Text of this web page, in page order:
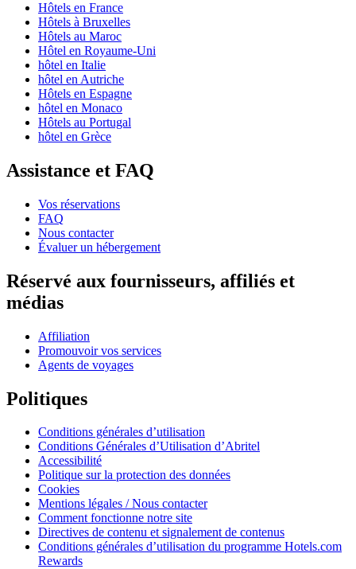
Hôtels en France
Hôtels à Bruxelles
Hôtels au Maroc
Hôtel en Royaume-Uni
hôtel en Italie
hôtel en Autriche
Hôtels en Espagne
hôtel en Monaco
Hôtels au Portugal
hôtel en Grèce
Assistance et FAQ
Vos réservations
FAQ
Nous contacter
Évaluer un hébergement
Réservé aux fournisseurs, affiliés et
médias
Affiliation
Promouvoir vos services
Agents de voyages
Politiques
Conditions générales d’utilisation
Conditions Générales d’Utilisation d’Abritel
Accessibilité
Politique sur la protection des données
Cookies
Mentions légales / Nous contacter
Comment fonctionne notre site
Directives de contenu et signalement de contenus
Conditions générales d’utilisation du programme Hotels.com
Rewards